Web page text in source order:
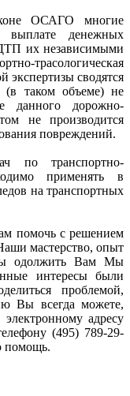
ОСАГО многие
выплате денежных
их независимыми
трасологическая
экспертизы сводятся
(в таком объеме) не
данного дорожно-
не производится
повреждений.
по транспортно-
применять в
на транспортных
помочь с решением
мастерство, опыт
одолжить Вам Мы
интересы были
проблемой,
Вы всегда можете,
адресу
(495) 789-29-
помощь.